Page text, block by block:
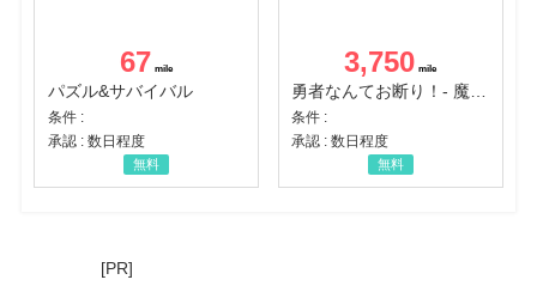
67
パズル&サバイバル
条件 :
承認 : 数日程度
無料
3,750
条件 :
承認 : 数日程度
無料
[PR]